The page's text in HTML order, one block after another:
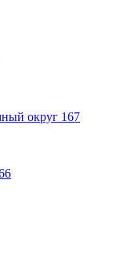
округ 167